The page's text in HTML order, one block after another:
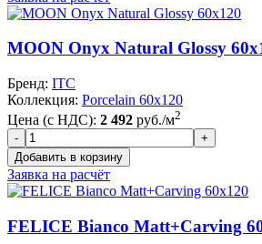
MOON Onyx Natural Glossy
Бренд: ITC
Коллекция: Porcelain 60x120
Цена (с НДС): 2 492 руб./м2
Заявка на расчёт
FELICE Bianco Matt+Carving